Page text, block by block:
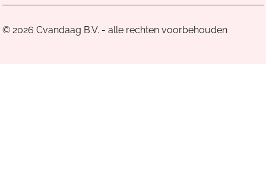
© 2026 Cvandaag B.V. - alle rechten voorbehouden